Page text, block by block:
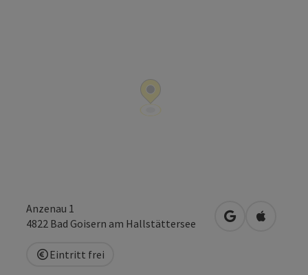
Anzenau 1
4822 Bad Goisern am Hallstättersee in Googlein Apple
Eintritt frei